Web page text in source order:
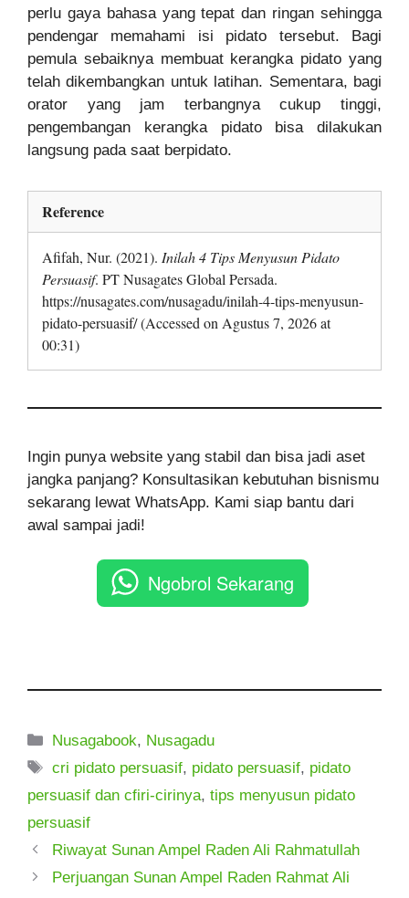
perlu gaya bahasa yang tepat dan ringan sehingga
pendengar memahami isi pidato tersebut. Bagi
pemula sebaiknya membuat kerangka pidato yang
telah dikembangkan untuk latihan. Sementara, bagi
orator yang jam terbangnya cukup tinggi,
pengembangan kerangka pidato bisa dilakukan
langsung pada saat berpidato.
Reference
Afifah, Nur. (2021). Inilah 4 Tips Menyusun Pidato
Persuasif. PT Nusagates Global Persada.
https://nusagates.com/nusagadu/inilah-4-tips-menyusun-
pidato-persuasif/ (Accessed on Agustus 7, 2026 at
00:31)
Ingin punya website yang stabil dan bisa jadi aset
jangka panjang? Konsultasikan kebutuhan bisnismu
sekarang lewat WhatsApp. Kami siap bantu dari
awal sampai jadi!
Ngobrol Sekarang
Kategori
Nusagabook, Nusagadu
Tag
cri pidato persuasif, pidato persuasif, pidato
persuasif dan cfiri-cirinya, tips menyusun pidato
persuasif
Riwayat Sunan Ampel Raden Ali Rahmatullah
Perjuangan Sunan Ampel Raden Rahmat Ali